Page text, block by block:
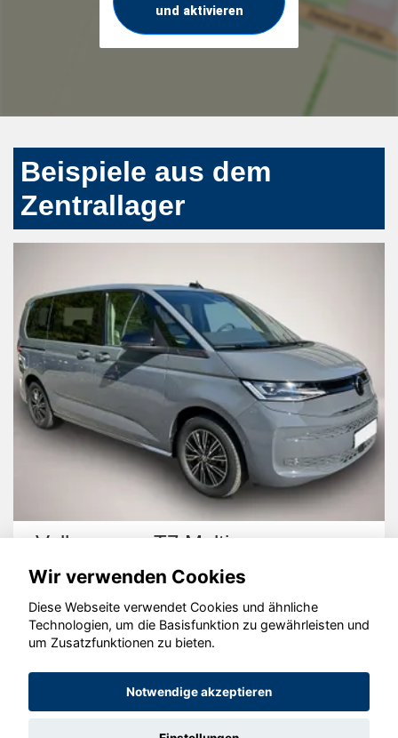
und aktivieren
Beispiele aus dem
Zentrallager
Volkswagen T7 Multivan
© konjunkturmotor.de GmbH 2020 - 2026
Wir verwenden Cookies
Diese Webseite verwendet Cookies und ähnliche
Technologien, um die Basisfunktion zu gewährleisten und
um Zusatzfunktionen zu bieten.
Notwendige akzeptieren